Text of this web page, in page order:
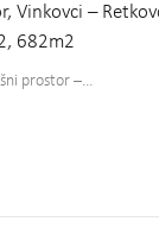
Vinkovci –
682m2
prostor –…